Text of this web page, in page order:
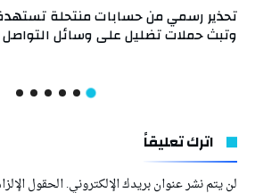
تحذير رسمي من حسابات منتحلة
وتبث حملات تضليل على وسائل التواصل
اترك تعليقاً
لن يتم نشر عنوان بريدك الإلكتروني.الحقول